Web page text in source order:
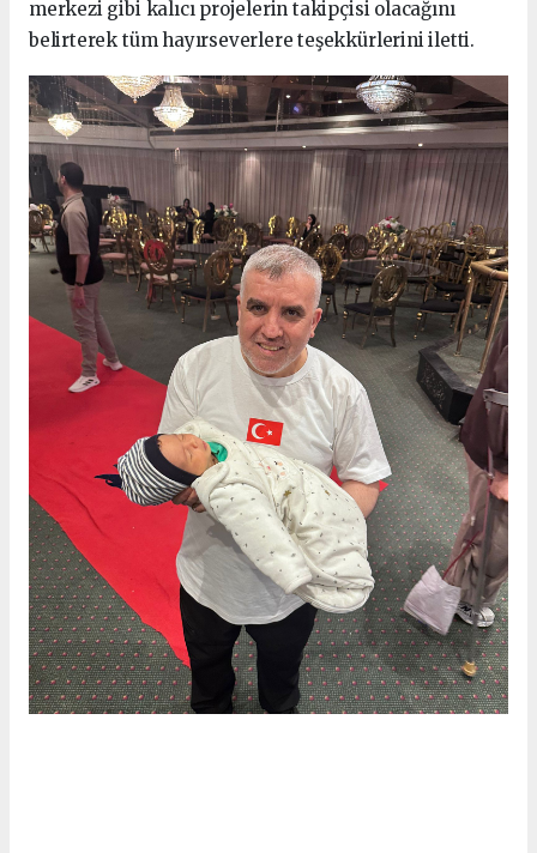
merkezi gibi kalıcı projelerin takipçisi olacağını
belirterek tüm hayırseverlere teşekkürlerini iletti.